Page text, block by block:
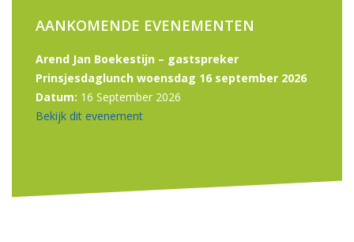
AANKOMENDE EVENEMENTEN
Arend Jan Boekestijn – gastspreker
Prinsjesdaglunch woensdag 16 september 2026
Datum: 16 September 2026
Bekijk dit evenement